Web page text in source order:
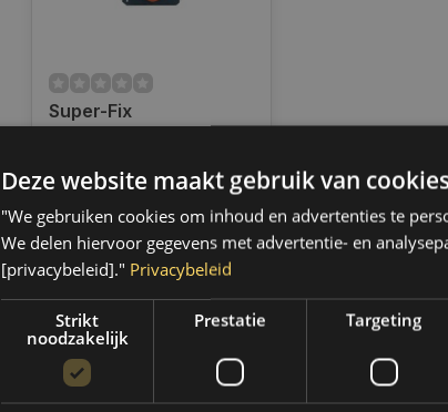
Super-Fix
Rood
Op voorraad
Op voorraad verzending
binnen 1 a 2 werkdagen.
Boven de 50,- gratis
verzending. (NL & BE)
€10,15
Vergelijk
Deze website maakt gebruik van
"We gebruiken cookies om inhoud en advertenties te
We delen hiervoor gegevens met advertentie- en
[privacybeleid]." Privacybeleid
Strikt
noodzakelijk
Prestatie Targeting